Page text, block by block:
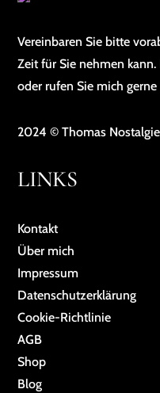
Vereinbaren Sie bitte
Zeit für Sie nehmen
oder rufen Sie mich
2024 © Thomas
LINKS
Kontakt
Über mich
Impressum
Da­ten­schutz­er­klä­rung
Cookie-Richtlinie
AGB
Shop
Blog